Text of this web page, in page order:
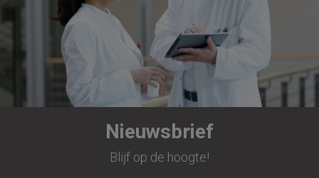
Nieuwsbrief
Blijf op de hoogte!